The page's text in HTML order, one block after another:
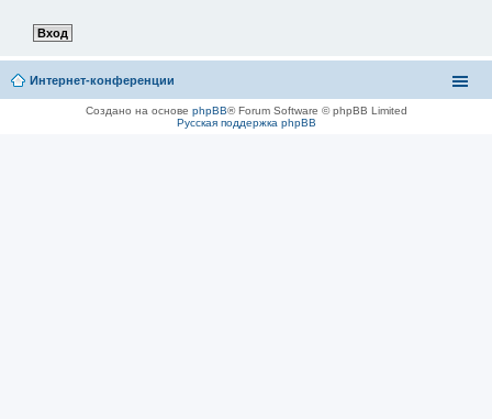
Интернет-конференции
Создано на основе phpBB® Forum Software © phpBB Limited
Русская поддержка phpBB